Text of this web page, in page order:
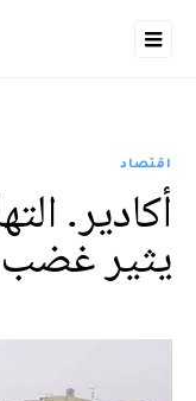
اقتصاد
أكادير.
يثير غضب